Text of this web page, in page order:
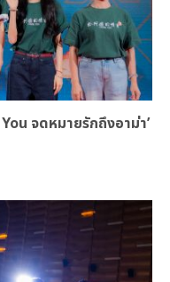
จดหมายรักถึงอาม่า’